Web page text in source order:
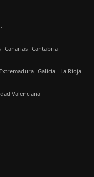
Canarias Cantabria
Extremadura Galicia La Rioja
Valenciana